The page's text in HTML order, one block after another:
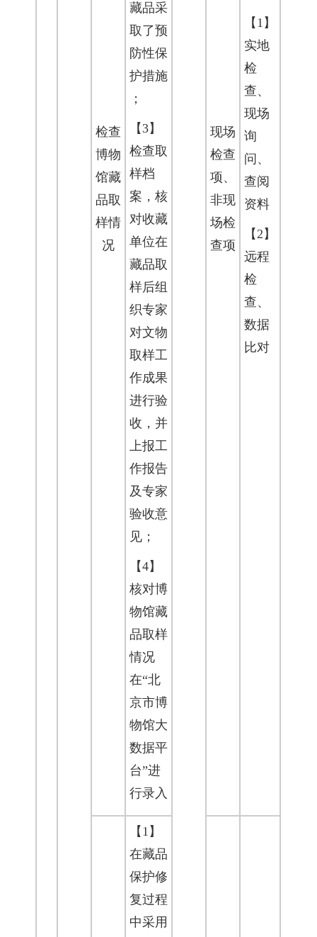
检查
博物
馆藏
品取
样情
况
藏品采
取了预
防性保
护措施
；
【3】
检查取
样档
案，核
对收藏
单位在
藏品取
样后组
织专家
对文物
取样工
作成果
进行验
收，并
上报工
作报告
及专家
验收意
见；
【4】
核对博
物馆藏
品取样
情况
在“北
京市博
物馆大
数据平
台”进
行录入
现场
检查
项、
非现
场检
查项
【1】
实地
检
查、
现场
询
问、
查阅
资料
【2】
远程
检
查、
数据
比对
【1】
在藏品
保护修
复过程
中采用